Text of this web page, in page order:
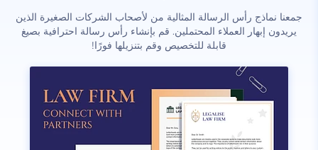
جمعنا نماذج رأس الرسالة المثالية من لأصحاب الشركات الصغيرة الذين
يريدون إبهار العملاء المحتملين. قم بإنشاء رأس رسالة احترافية بصيغ
قابلة للتخصيص وقم بتنزيلها فورًا!